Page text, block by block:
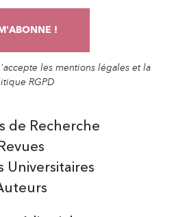
les mentions légales et la
RGPD
Universitaires
de Recherche
Revues